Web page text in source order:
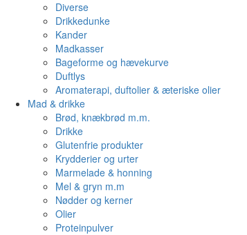
Diverse
Drikkedunke
Kander
Madkasser
Bageforme og hævekurve
Duftlys
Aromaterapi, duftolier & æteriske olier
Mad & drikke
Brød, knækbrød m.m.
Drikke
Glutenfrie produkter
Krydderier og urter
Marmelade & honning
Mel & gryn m.m
Nødder og kerner
Olier
Proteinpulver